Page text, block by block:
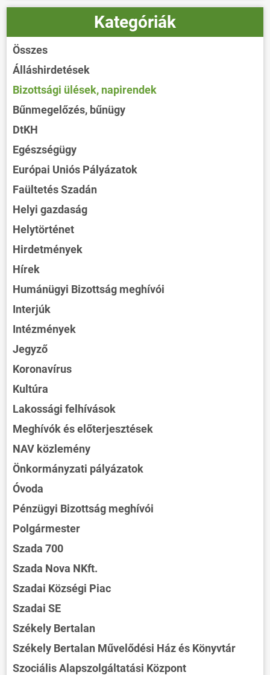
Kategóriák
Összes
Álláshirdetések
Bizottsági ülések, napirendek
Bűnmegelőzés, bűnügy
DtKH
Egészségügy
Európai Uniós Pályázatok
Faültetés Szadán
Helyi gazdaság
Helytörténet
Hirdetmények
Hírek
Humánügyi Bizottság meghívói
Interjúk
Intézmények
Jegyző
Koronavírus
Kultúra
Lakossági felhívások
Meghívók és előterjesztések
NAV közlemény
Önkormányzati pályázatok
Óvoda
Pénzügyi Bizottság meghívói
Polgármester
Szada 700
Szada Nova NKft.
Szadai Községi Piac
Szadai SE
Székely Bertalan
Székely Bertalan Művelődési Ház és Könyvtár
Szociális Alapszolgáltatási Központ